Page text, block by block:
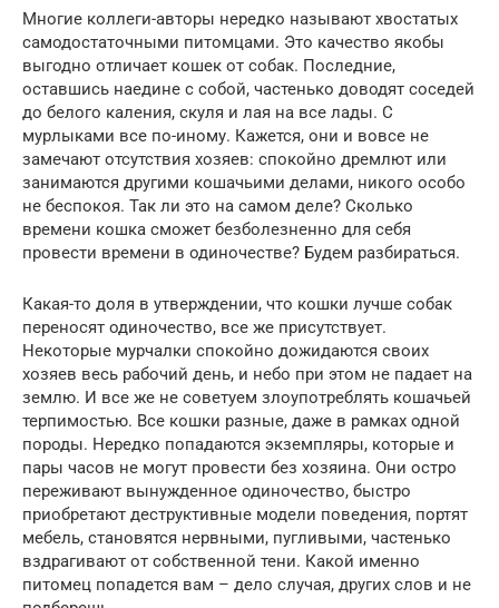
Многие коллеги-авторы нередко называют хвостатых
самодостаточными питомцами. Это качество якобы
выгодно отличает кошек от собак. Последние,
оставшись наедине с собой, частенько доводят соседей
до белого каления, скуля и лая на все лады. С
мурлыками все по-иному. Кажется, они и вовсе не
замечают отсутствия хозяев: спокойно дремлют или
занимаются другими кошачьими делами, никого особо
не беспокоя. Так ли это на самом деле? Сколько
времени кошка сможет безболезненно для себя
провести времени в одиночестве? Будем разбираться.
Какая-то доля в утверждении, что кошки лучше собак
переносят одиночество, все же присутствует.
Некоторые мурчалки спокойно дожидаются своих
хозяев весь рабочий день, и небо при этом не падает на
землю. И все же не советуем злоупотреблять кошачьей
терпимостью. Все кошки разные, даже в рамках одной
породы. Нередко попадаются экземпляры, которые и
пары часов не могут провести без хозяина. Они остро
переживают вынужденное одиночество, быстро
приобретают деструктивные модели поведения, портят
мебель, становятся нервными, пугливыми, частенько
вздрагивают от собственной тени. Какой именно
питомец попадется вам – дело случая, других слов и не